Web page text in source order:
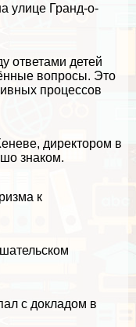
улице Гранд-о-
ответами детей
вопросы. Это
процессов
директором в
знаком.
к
с докладом в